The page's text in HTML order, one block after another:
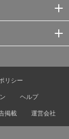
リシー
ヘルプ
掲載 運営会社